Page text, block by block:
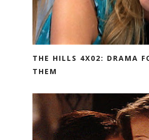
THE HILLS 4X02: DRAMA
THEM